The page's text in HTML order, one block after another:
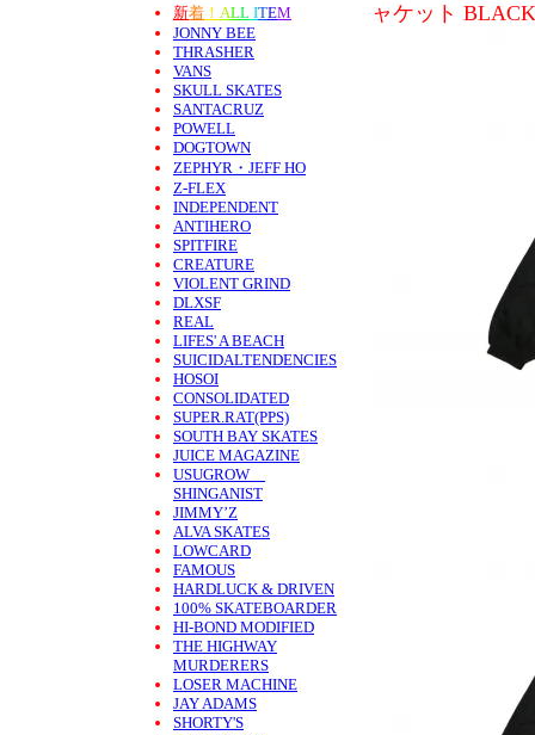
新着 ！ ALL ITEM
JONNY BEE
THRASHER
VANS
SKULL SKATES
SANTACRUZ
POWELL
DOGTOWN
ZEPHYR・JEFF HO
Z-FLEX
INDEPENDENT
ANTIHERO
SPITFIRE
CREATURE
VIOLENT GRIND
DLXSF
REAL
LIFES' A BEACH
SUICIDALTENDENCIES
HOSOI
CONSOLIDATED
SUPER.RAT(PPS)
SOUTH BAY SKATES
JUICE MAGAZINE
USUGROW
SHINGANIST
JIMMY’Z
ALVA SKATES
LOWCARD
FAMOUS
HARDLUCK & DRIVEN
100% SKATEBOARDER
HI-BOND MODIFIED
THE HIGHWAY
MURDERERS
LOSER MACHINE
JAY ADAMS
SHORTY'S
ャケット